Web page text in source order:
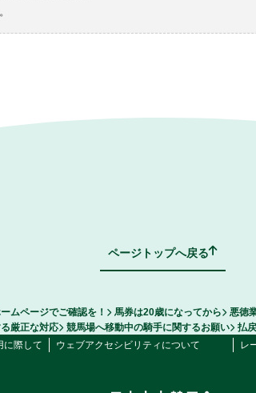
ページトップへ戻る
ムページでご確認を！ 馬券は20歳になってから
悪徳
厳正な対応
競馬場へ移動中の騎手に関するお願い
払
に際して ウェブアクセシビリティについて レ